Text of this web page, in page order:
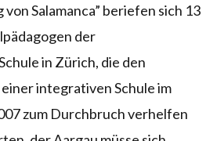
Salamanca” beriefen sich 13
der
in Zürich, die den
integrativen Schule im
zum Durchbruch verhelfen